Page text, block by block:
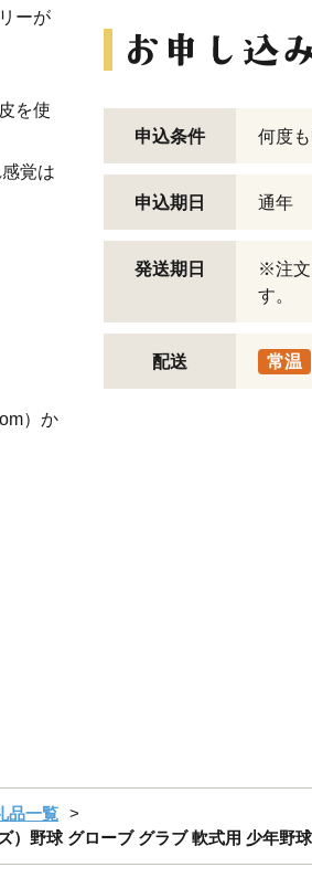
ーが
を使
覚は
）か
申込条件 何度
申込期日 通年
発送期日
※注文
す。
配送 常温
品一覧
）野球 グローブ グラブ 軟式用 少年野球